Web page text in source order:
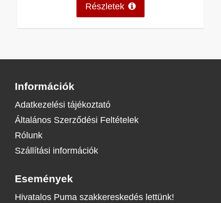
Részletek
Információk
Adatkezelési tájékoztató
Általános Szerződési Feltételek
Rólunk
Szállítási információk
Események
Hivatalos Puma szakkereskedés lettünk!